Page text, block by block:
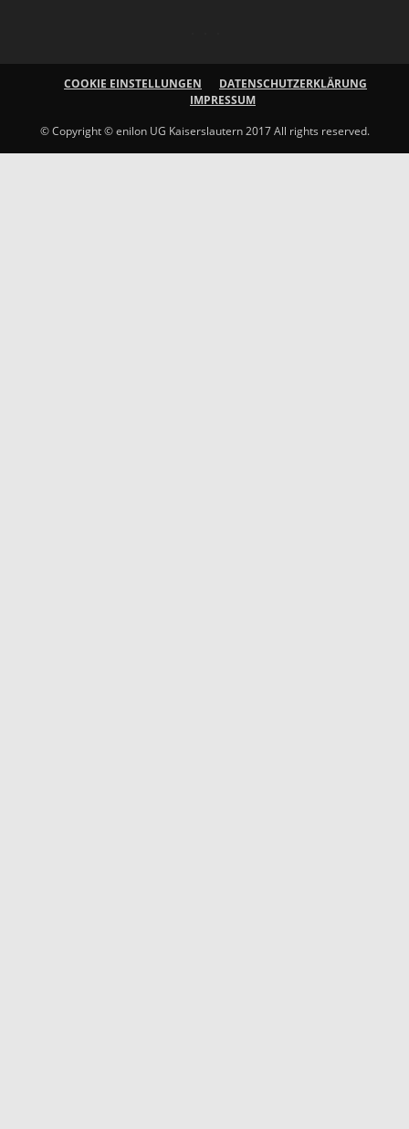
COOKIE EINSTELLUNGEN
DATENSCHUTZERKLÄRUNG
IMPRESSUM
© Copyright © enilon UG Kaiserslautern 2017 All rights reserved.